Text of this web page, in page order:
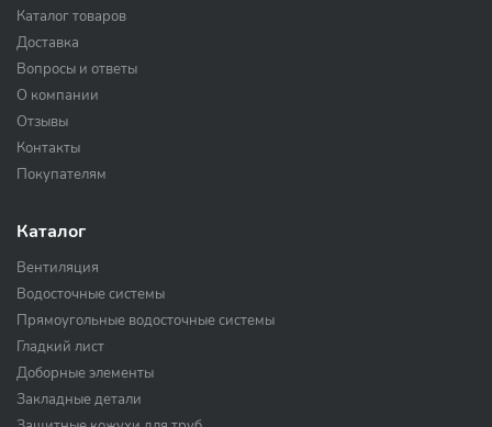
Каталог товаров
Доставка
Вопросы и ответы
О компании
Отзывы
Контакты
Покупателям
Каталог
Вентиляция
Водосточные системы
Прямоугольные водосточные системы
Гладкий лист
Доборные элементы
Закладные детали